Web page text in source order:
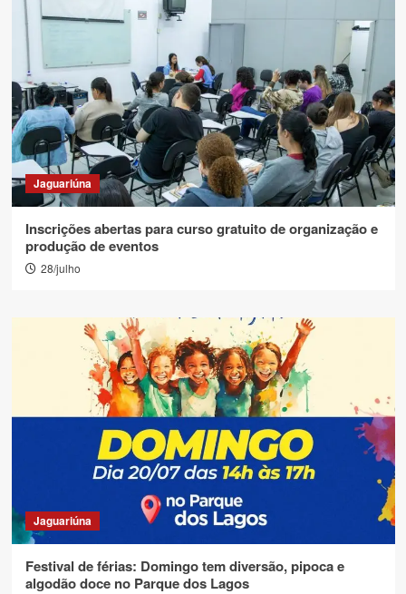
Jaguariúna
Inscrições abertas para curso gratuito de organização e
produção de eventos
28/julho
Jaguariúna
Festival de férias: Domingo tem diversão, pipoca e
algodão doce no Parque dos Lagos